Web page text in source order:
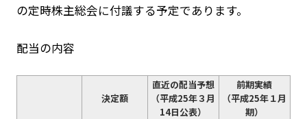
の定時株主総会に付議する予定であります。
配当の内容
決定額
直近の配当予想
（平成25年３月
14日公表）
前期実績
（平成25年１月
期）